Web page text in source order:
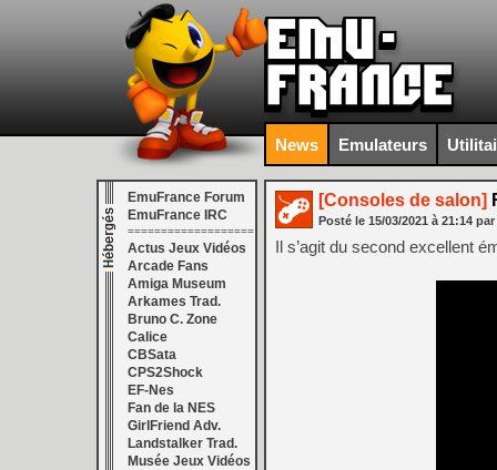
News Emulateurs
EmuFrance Forum
EmuFrance IRC
===================
Actus Jeux Vidéos
Arcade Fans
Amiga Museum
Arkames Trad.
Bruno C. Zone
Calice
CBSata
CPS2Shock
EF-Nes
Fan de la NES
GirlFriend Adv.
Landstalker Trad.
Musée Jeux Vidéos
[Consoles de salon]
Posté le 15/03/2021 à 21:14 par
Il s’agit du second excellent